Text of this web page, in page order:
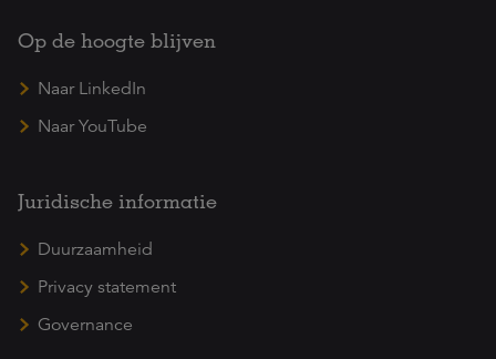
Op de hoogte blijven
Naar LinkedIn
Naar YouTube
Juridische informatie
Duurzaamheid
Privacy statement
Governance